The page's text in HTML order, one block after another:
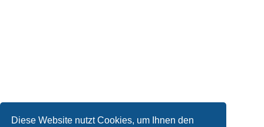
Diese Website nutzt Cookies, um Ihnen den